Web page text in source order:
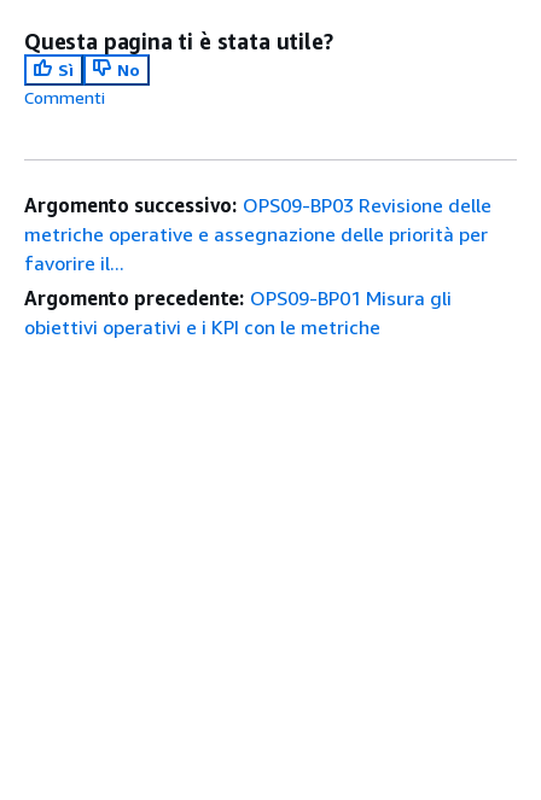
Questa pagina ti è stata utile?
Sì
No
Commenti
Argomento successivo: OPS09-BP03 Revisione delle
metriche operative e assegnazione delle priorità per
favorire il...
Argomento precedente: OPS09-BP01 Misura gli
obiettivi operativi e i KPI con le metriche